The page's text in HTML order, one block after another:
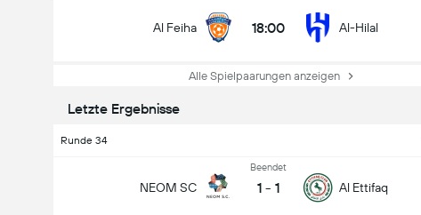
Al Feiha 18:00 Al-Hilal
Alle Spielpaarungen anzeigen
Letzte Ergebnisse
Runde 34
NEOM SC
Beendet
1 - 1 Al Ettifaq